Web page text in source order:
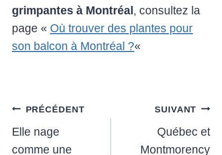
grimpantes à Montréal, consultez la
page « Où trouver des plantes pour
son balcon à Montréal ?«
Navigation
de
l’article
PRÉCÉDENT
Elle nage
comme une
SUIVANT
Québec et
Montmorency